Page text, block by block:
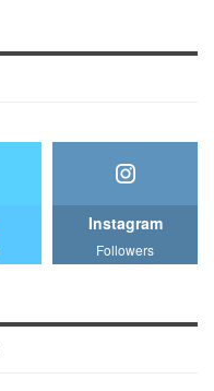
Instagram
Followers